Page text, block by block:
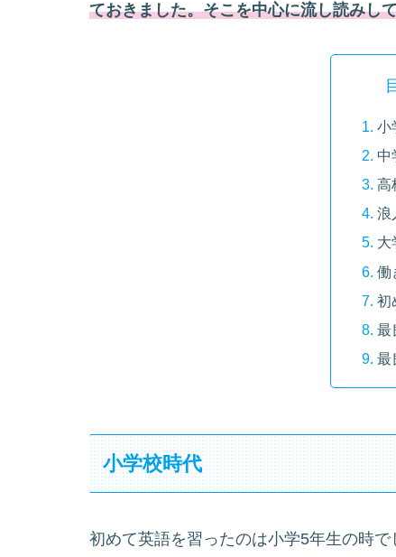
ておきました。そこを中心に流し読みし
小
中
高
浪
大
働
初
最
最
小学校時代
初めて英語を習ったのは小学5年生の時